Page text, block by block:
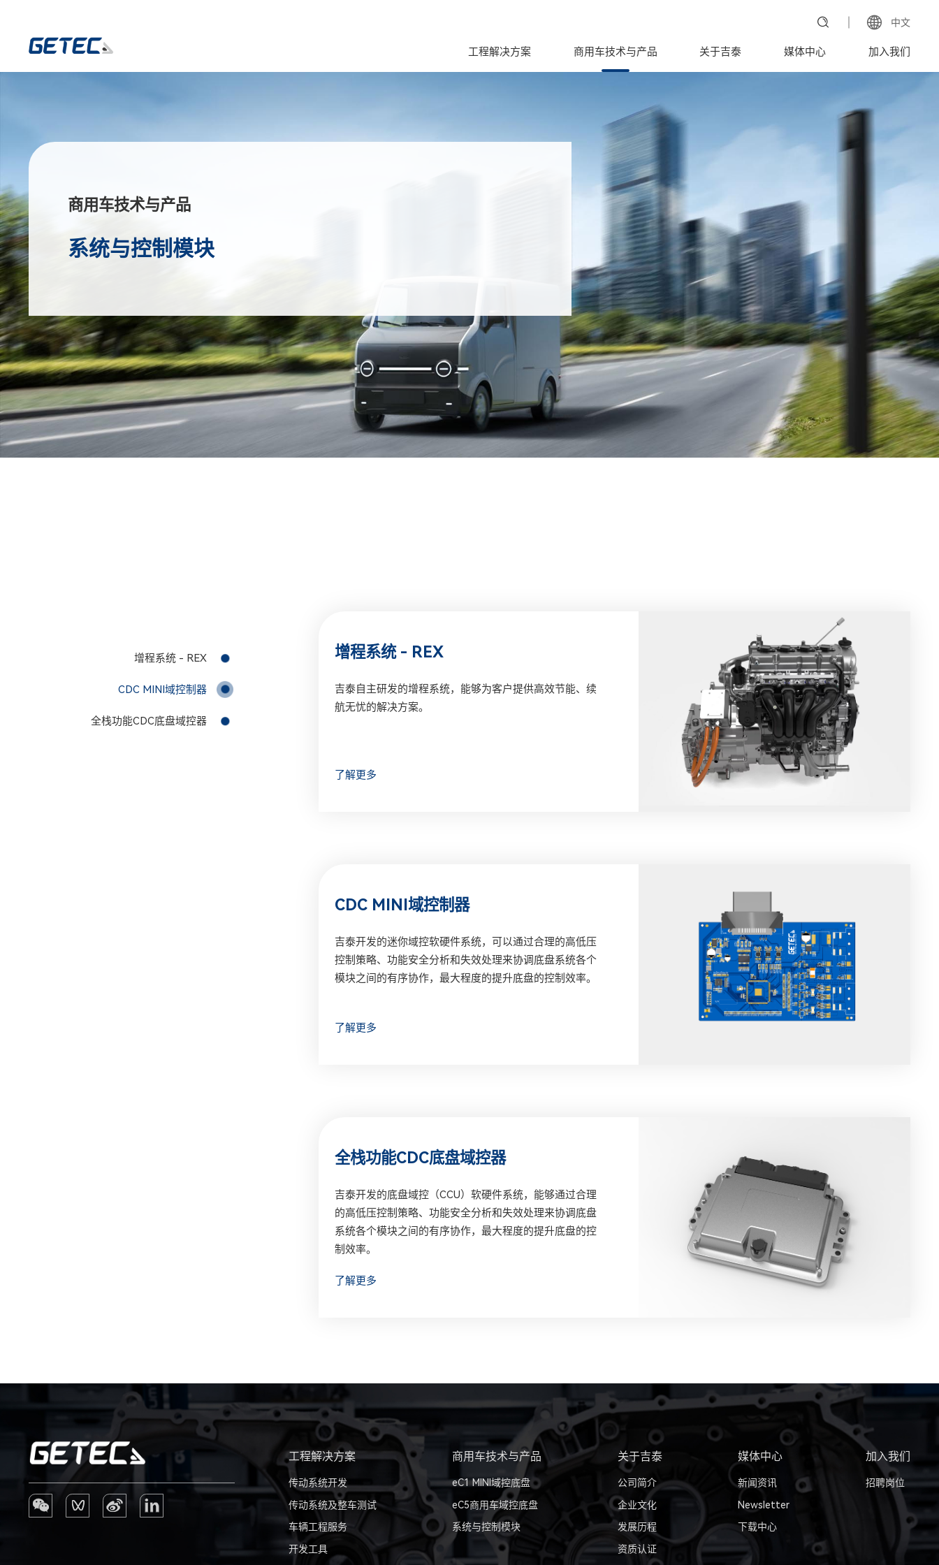
中文
工程解决方案 商用车技术与产品 关于吉泰 媒体中心 加入我们
商用车技术与产品
系统与控制模块
增程系统 - REX
CDC MINI域控制器
全栈功能CDC底盘域控器
增程系统 - REX
吉泰自主研发的增程系统，能够为客户提供高效节能、续
航无忧的解决方案。
了解更多
CDC MINI域控制器
吉泰开发的迷你域控软硬件系统，可以通过合理的高低压
控制策略、功能安全分析和失效处理来协调底盘系统各个
模块之间的有序协作，最大程度的提升底盘的控制效率。
了解更多
全栈功能CDC底盘域控器
​吉泰开发的底盘域控（CCU）软硬件系统，能够通过合理
的高低压控制策略、功能安全分析和失效处理来协调底盘
系统各个模块之间的有序协作，最大程度的提升底盘的控
制效率。
了解更多
工程解决方案
传动系统开发
传动系统及整车测试
车辆工程服务
开发工具
商用车技术与产品
eC1 MINI域控底盘
eC5商用车域控底盘
系统与控制模块
关于吉泰
公司简介
企业文化
发展历程
资质认证
媒体中心
新闻资讯
Newsletter
下载中心
加入我们
招聘岗位